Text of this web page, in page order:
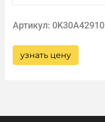
Артикул: 0K30A42910
узнать цену